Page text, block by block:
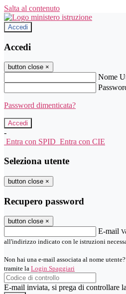
Salta al contenuto
Accedi
Accedi
button close ×
Nome
Password dimenticata?
-
Entra con SPID Entra con CIE
Seleziona utente
button close ×
Recupero password
button close ×
E-mail
all'indirizzo indicato con le istruzioni
Non hai una e-mail associata al nome
tramite la Login Spaggiari
E-mail inviata, si prega di controllare